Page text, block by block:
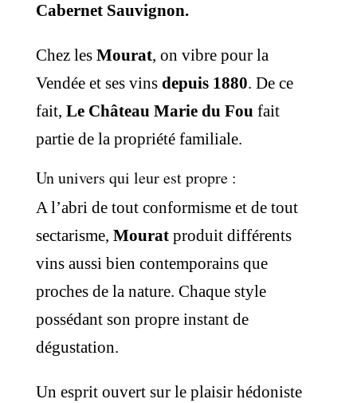
Cabernet Sauvignon.
Chez les Mourat, on vibre pour la
Vendée et ses vins depuis 1880. De ce
fait, Le Château Marie du Fou fait
partie de la propriété familiale.
Un univers qui leur est propre :
A l’abri de tout conformisme et de tout
sectarisme, Mouratproduit différents
vins aussi bien contemporains que
proches de la nature. Chaque style
possédant son propre instant de
dégustation.
Un esprit ouvert sur le plaisir hédoniste